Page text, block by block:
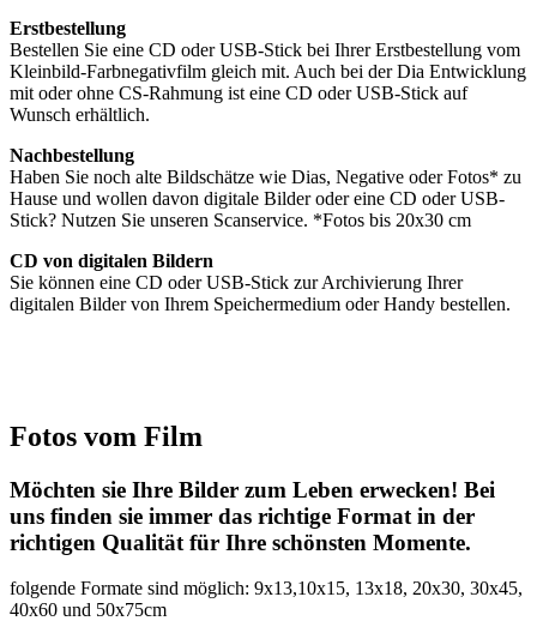
Erstbestellung
Bestellen Sie eine CD oder USB-Stick bei Ihrer Erstbestellung vom
Kleinbild-Farbnegativfilm gleich mit. Auch bei der Dia Entwicklung
mit oder ohne CS-Rahmung ist eine CD oder USB-Stick auf
Wunsch erhältlich.
Nachbestellung
Haben Sie noch alte Bildschätze wie Dias, Negative oder Fotos* zu
Hause und wollen davon digitale Bilder oder eine CD oder USB-
Stick? Nutzen Sie unseren Scanservice. *Fotos bis 20x30 cm
CD von digitalen Bildern
Sie können eine CD oder USB-Stick zur Archivierung Ihrer
digitalen Bilder von Ihrem Speichermedium oder Handy bestellen.
Fotos vom Film
Möchten sie Ihre Bilder zum Leben erwecken! Bei
uns finden sie immer das richtige Format in der
richtigen Qualität für Ihre schönsten Momente.
folgende Formate sind möglich: 9x13,10x15, 13x18, 20x30, 30x45,
40x60 und 50x75cm